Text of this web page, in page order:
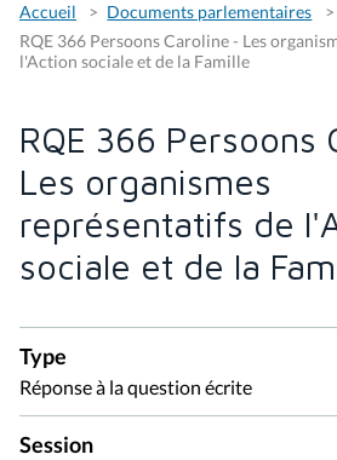
Accueil
Documents parlementaires
RQE 366 Persoons Caroline - Les
l'Action sociale et de la Famille
RQE 366 Persoons
Les organismes
représentatifs de
sociale et de la
Type
Réponse à la question écrite
Session